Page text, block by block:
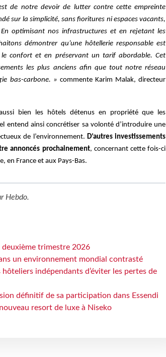
de notre devoir de lutter contre cette empreinte
sur la simplicité, sans fioritures ni espaces vacants,
optimisant nos infrastructures et en rejetant les
démontrer qu’une hôtellerie responsable est
confort et en préservant un tarif abordable. Cet
les plus anciens afin que tout notre réseau
bas-carbone. » commente Karim Malak, directeur
bien les hôtels détenus en propriété que les
entend ainsi concrétiser sa volonté d’introduire une
de l’environnement. D’autres investissements
annoncés prochainement, concernant cette fois-ci
en France et aux Pays-Bas.
Hebdo.
trimestre 2026
un environnement mondial contrasté
indépendants d’éviter les pertes de
définitif de sa participation dans Essendi
resort de luxe à Niseko